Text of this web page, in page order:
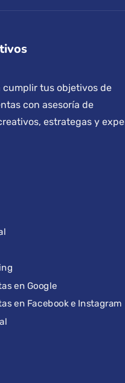
cumplir tus objetivos de
con asesoría de
estrategas y
en Google
en Facebook e Instagram